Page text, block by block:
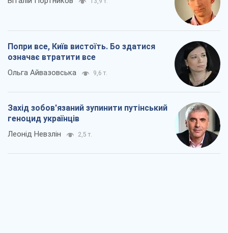
Попри все, Київ вистоїть. Бо здатися
означає втратити все
Ольга Айвазовська 9,6 т.
Захід зобов'язаний зупинити путінський
геноцид українців
Леонід Невзлін 2,5 т.